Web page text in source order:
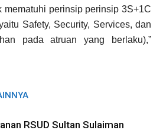
mematuhi perinsip perinsip 3S+1C
Safety, Security, Services, dan
pada atruan yang berlaku),”
RSUD Sultan Sulaiman